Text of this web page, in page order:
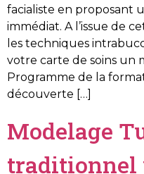
facialiste en proposant
immédiat. A l’issue de
les techniques
votre carte de soins un
Programme de la
découverte […]
Modelage
traditionnel